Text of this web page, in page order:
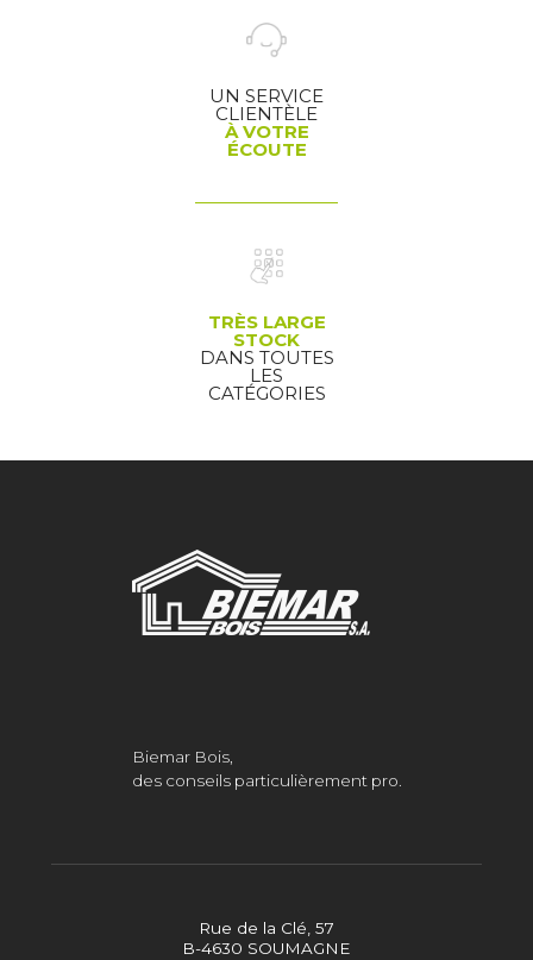
UN SERVICE
CLIENTÈLE
À VOTRE
ÉCOUTE
TRÈS LARGE
STOCK
DANS TOUTES
LES
CATÉGORIES
Biemar Bois,
des conseils particulièrement pro.
Rue de la Clé, 57
B-4630 SOUMAGNE